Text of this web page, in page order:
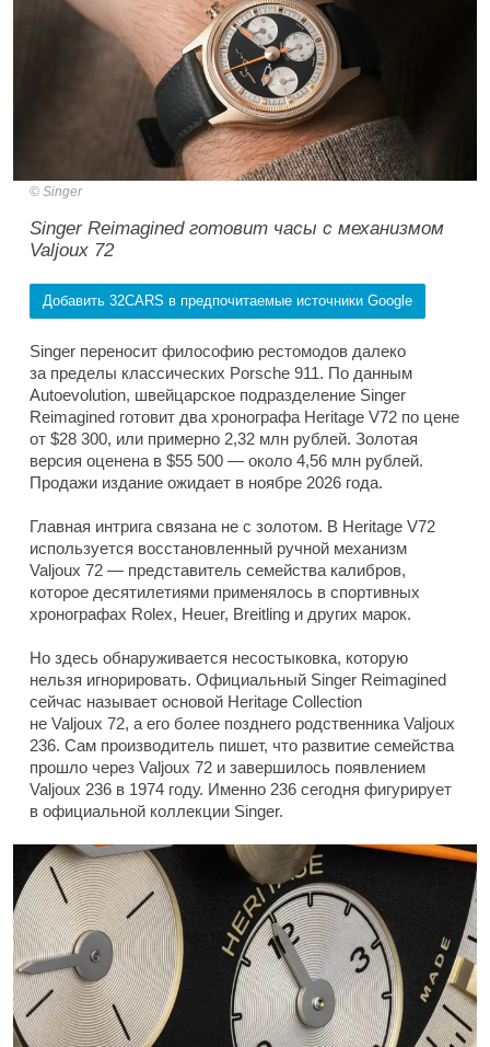
Singer
Singer Reimagined готовит часы с механизмом
Valjoux 72
Добавить 32CARS в предпочитаемые источники Google
Singer переносит философию рестомодов далеко
за пределы классических Porsche 911. По данным
Autoevolution, швейцарское подразделение Singer
Reimagined готовит два хронографа Heritage V72 по цене
от $28 300, или примерно 2,32 млн рублей. Золотая
версия оценена в $55 500 — около 4,56 млн рублей.
Продажи издание ожидает в ноябре 2026 года.
Главная интрига связана не с золотом. В Heritage V72
используется восстановленный ручной механизм
Valjoux 72 — представитель семейства калибров,
которое десятилетиями применялось в спортивных
хронографах Rolex, Heuer, Breitling и других марок.
Но здесь обнаруживается несостыковка, которую
нельзя игнорировать. Официальный Singer Reimagined
сейчас называет основой Heritage Collection
не Valjoux 72, а его более позднего родственника Valjoux
236. Сам производитель пишет, что развитие семейства
прошло через Valjoux 72 и завершилось появлением
Valjoux 236 в 1974 году. Именно 236 сегодня фигурирует
в официальной коллекции Singer.